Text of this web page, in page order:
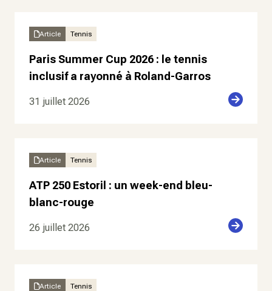
Article Tennis
Paris Summer Cup 2026 : le tennis
inclusif a rayonné à Roland-Garros
31 juillet 2026
Article Tennis
ATP 250 Estoril : un week-end bleu-
blanc-rouge
26 juillet 2026
Article Tennis